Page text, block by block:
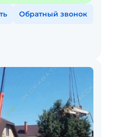
Обратный звонок